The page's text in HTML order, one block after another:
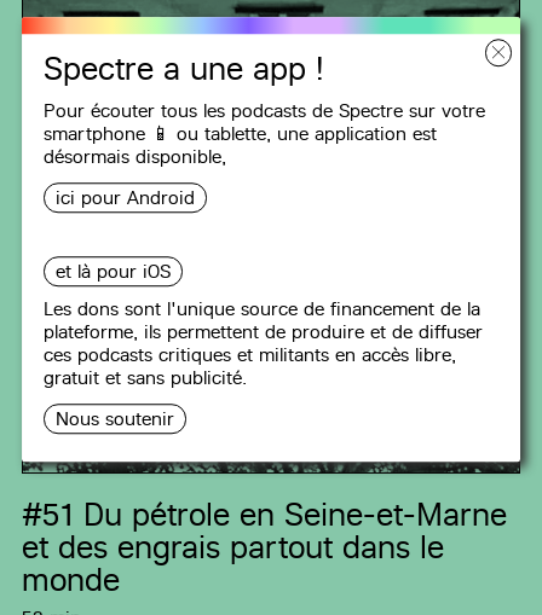
Spectre a une app !
Pour écouter tous les podcasts de Spectre sur votre
smartphone 📱 ou tablette, uneapplication est
désormais disponible,
ici pour Android
et là pour iOS
Les dons sont l'unique source de financement de la
plateforme, ils permettent de produire et de diffuser
ces podcasts critiques et militants en accès libre,
gratuit et sans publicité.
Nous soutenirZOOM ÉCOLOGIE
#51 Du pétrole en Seine-et-Marne
et des engrais partout dans le
monde